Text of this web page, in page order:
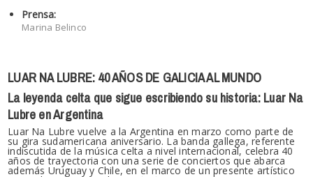
Prensa:
Marina Belinco
LUAR NA LUBRE: 40 AÑOS DE GALICIA AL MUNDO
La leyenda celta que sigue escribiendo su historia: Luar Na
Lubre en Argentina
Luar Na Lubre vuelve a la Argentina en marzo como parte de
su gira sudamericana aniversario. La banda gallega, referente
indiscutida de la música celta a nivel internacional, celebra 40
años de trayectoria con una serie de conciertos que abarca
además Uruguay y Chile, en el marco de un presente artístico